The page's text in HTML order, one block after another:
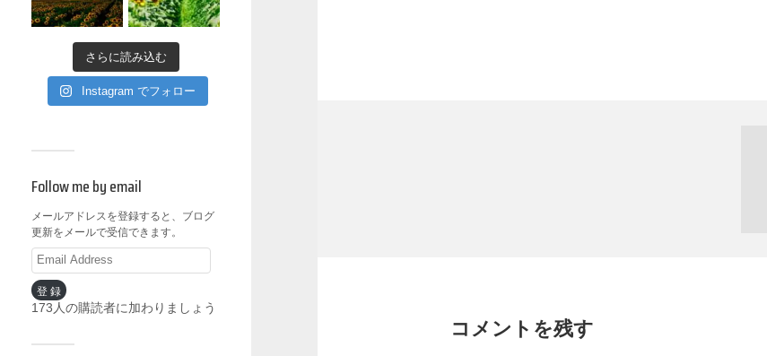
さらに読み込む
Instagram でフォロー
Follow me by email
メールアドレスを登録すると、ブログ
更新をメールで受信できます。
登録
173人の購読者に加わりましょう
コメントを残す